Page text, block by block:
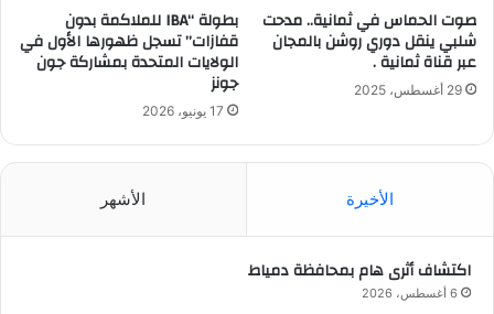
صوت الحماس في ثمانية.. مدحت
شلبي ينقل دوري روشن بالمجان
عبر قناة ثمانية .
29 أغسطس، 2025
بطولة “IBA للملاكمة بدون
قفازات” تسجل ظهورها الأول في
الولايات المتحدة بمشاركة جون
جونز
17 يونيو، 2026
الأخيرة الأشهر
اكتشاف أثرى هام بمحافظة دمياط
6 أغسطس، 2026